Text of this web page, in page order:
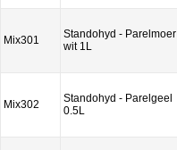
Mix301
Standohyd - Parelmoer
wit 1L
Mix302
Standohyd - Parelgeel
0.5L